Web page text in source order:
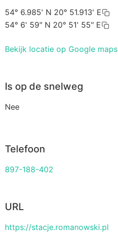
54° 6.985' N 20° 51.913' E
54° 6' 59" N 20° 51' 55" E
Bekijk locatie op Google maps
Is op de snelweg
Nee
Telefoon
897-188-402
URL
https://stacje.romanowski.pl